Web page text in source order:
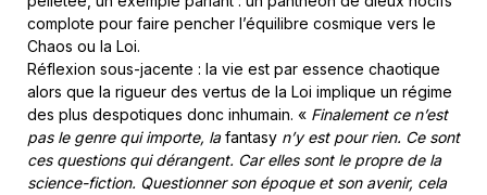
complote pour faire pencher l’équilibre cosmique vers le
Chaos ou la Loi.
Réflexion sous-jacente : la vie est par essence chaotique
alors que la rigueur des vertus de la Loi implique un régime
des plus despotiques donc inhumain. « Finalement ce n’est
pas le genre qui importe, lafantasy n’y est pour rien. Ce sont
ces questions qui dérangent. Car elles sont le propre de la
science-fiction. Questionner son époque et son avenir, cela